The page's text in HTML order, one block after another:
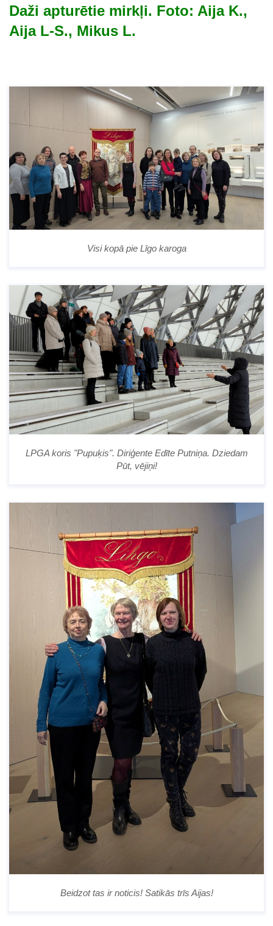
Daži apturētie mirkļi. Foto: Aija K.,
Aija L-S., Mikus L.
Visi kopā pie Līgo karoga
LPGA koris "Pupuķis". Diriģente Edīte Putniņa. Dziedam
Pūt, vējiņi!
Beidzot tas ir noticis! Satikās trīs Aijas!